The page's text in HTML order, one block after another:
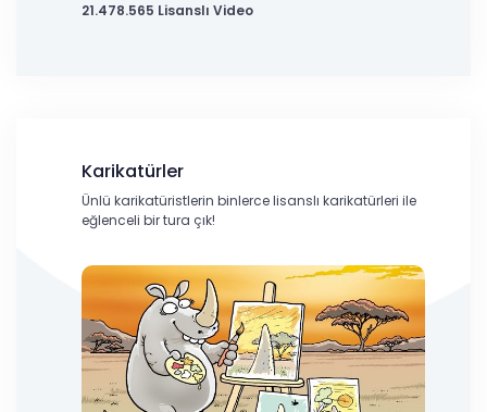
21.478.565 Lisanslı Video
Karikatürler
Ünlü karikatüristlerin binlerce lisanslı karikatürleri ile
eğlenceli bir tura çık!